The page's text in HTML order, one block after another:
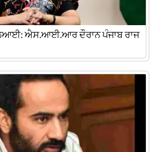
ਐਸ.ਆਈ.ਆਰ ਦੌਰਾਨ ਪੰਜਾਬ ਰਾਜ